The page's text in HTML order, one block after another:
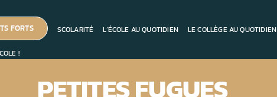
FORTS SCOLARITÉ L’ÉCOLE AU QUOTIDIEN LE COLLÈGE AU QUOTIDIEN
!
PETITES FUGUES